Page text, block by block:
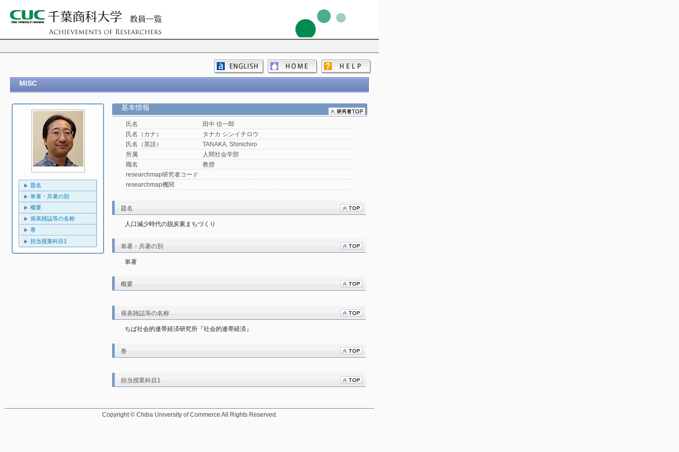
MISC
題名
単著・共著の別
概要
発表雑誌等の名称
巻
担当授業科目1
基本情報
氏名
田中 信一郎
氏名（カナ）
タナカ シンイチロウ
氏名（英語）
TANAKA, Shinichiro
所属
人間社会学部
職名
教授
researchmap研究者コード
researchmap機関
題名
人口減少時代の脱炭素まちづくり
単著・共著の別
単著
概要
発表雑誌等の名称
ちば社会的連帯経済研究所『社会的連帯経済』
巻
担当授業科目1